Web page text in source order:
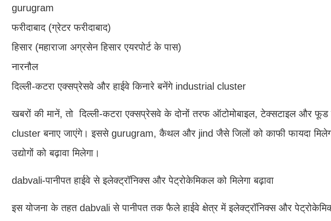
gurugram
फरीदाबाद (ग्रेटर फरीदाबाद)
हिसार (महाराजा अग्रसेन हिसार एयरपोर्ट के पास)
नारनौल
दिल्ली-कटरा एक्सप्रेसवे और हाईवे किनारे बनेंगे industrial cluster
खबरों की मानें, तो दिल्ली-कटरा एक्सप्रेसवे के दोनों तरफ ऑटोमोबाइल, टेक्सटाइल और
cluster बनाए जाएंगे। इससे gurugram, कैथल और jind जैसे जिलों को काफी फायदा
उद्योगों को बढ़ावा मिलेगा।
dabvali-पानीपत हाईवे से इलेक्ट्रॉनिक्स और पेट्रोकेमिकल को मिलेगा बढ़ावा
इस योजना के तहत dabvali से पानीपत तक फैले हाईवे क्षेत्र में इलेक्ट्रॉनिक्स और